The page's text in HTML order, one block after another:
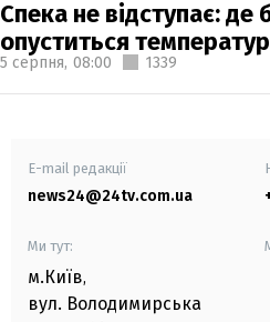
Спека не відступає: де
опуститься
5 серпня, 08:00 1339
E-mail редакції
news24@24tv.com.ua
Ми тут:
м.Київ,
вул. Володимирська